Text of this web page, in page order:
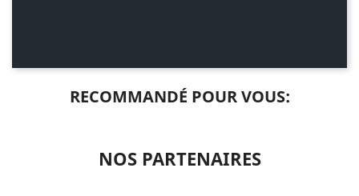
RECOMMANDÉ POUR VOUS:
NOS PARTENAIRES